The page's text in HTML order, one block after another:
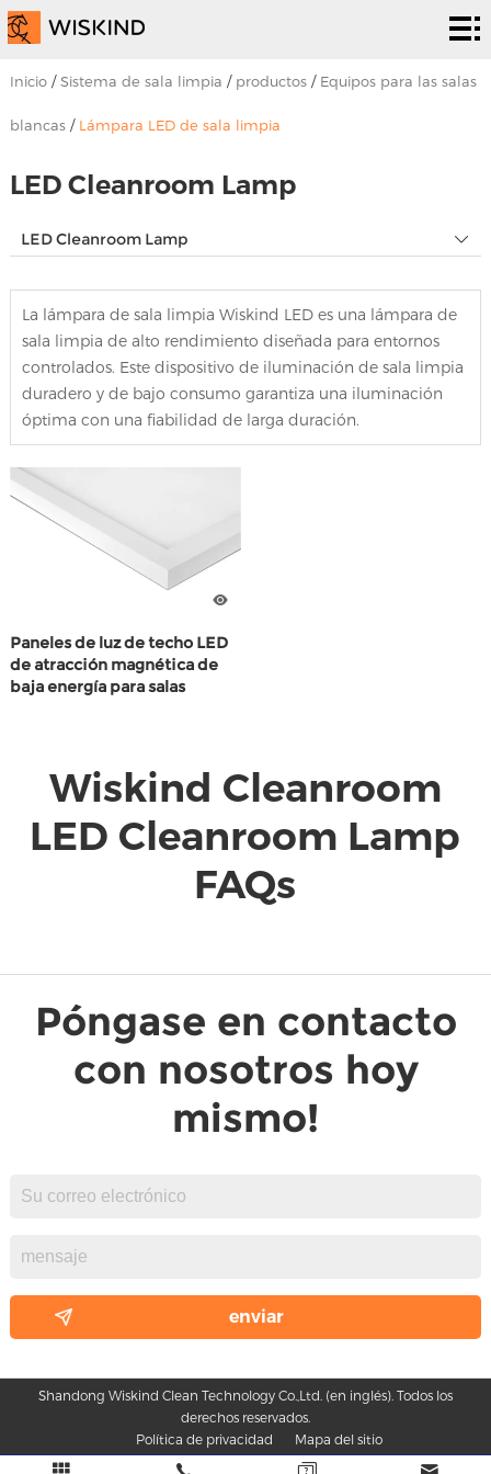
Sistema
de sala
limpia
Servicios
de la
CPE
Soluciones
soluciones
proyectos
eventos
Póngase
contacto
con
nosotros
Inicio/Sistema de sala limpia / productos/ Equipos para las salas
blancas/ Lámpara LED de sala limpia
LED Cleanroom Lamp
LED Cleanroom Lamp
La lámpara de sala limpia Wiskind LED es una lámpara de
sala limpia de alto rendimiento diseñada para entornos
controlados. Este dispositivo de iluminación de sala limpia
duradero y de bajo consumo garantiza una iluminación
óptima con una fiabilidad de larga duración.
Paneles de luz de techo LED
de atracción magnética de
baja energía para salas
Wiskind Cleanroom
LED Cleanroom Lamp
FAQs
Póngase en contacto
con nosotros hoy
mismo!
Shandong Wiskind Clean Technology Co.,Ltd. (en inglés). Todos los
derechos reservados.
Política de privacidad
Mapa del sitio